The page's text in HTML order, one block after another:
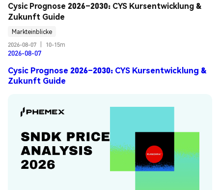
Cysic Prognose 2026–2030: CYS Kursentwicklung &
Zukunft Guide
Markteinblicke
2026-08-07
10-15m
2026-08-07
Cysic Prognose 2026–2030: CYS Kursentwicklung &
Zukunft Guide